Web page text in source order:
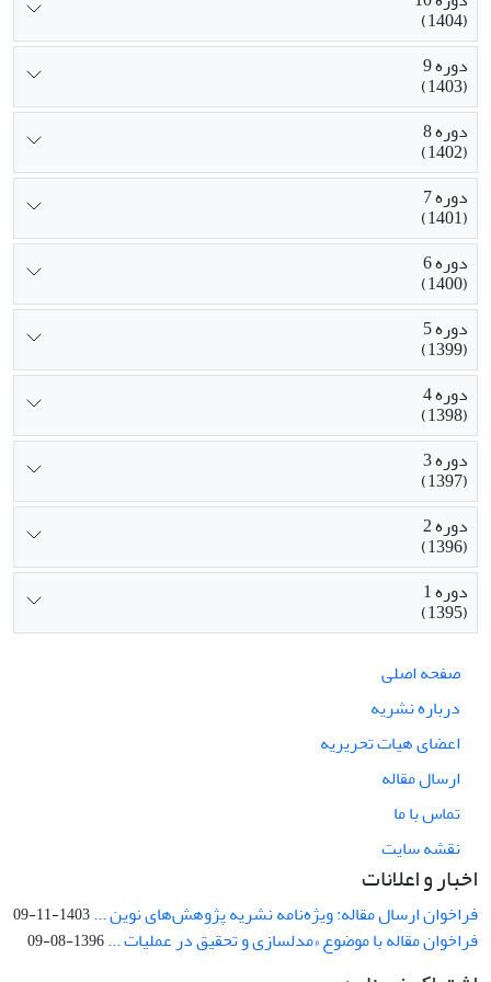
(1404)
دوره 9
(1403)
دوره 8
(1402)
دوره 7
(1401)
دوره 6
(1400)
دوره 5
(1399)
دوره 4
(1398)
دوره 3
(1397)
دوره 2
(1396)
دوره 1
(1395)
صفحه اصلی
درباره نشریه
اعضای هیات تحریریه
ارسال مقاله
تماس با ما
نقشه سایت
اخبار و اعلانات
فراخوان ارسال مقاله: ویژه‌نامه نشریه پژوهش‌های نوین ...1403-11-09
فراخوان مقاله با موضوع «مدلسازی و تحقیق در عملیات ...1396-08-09